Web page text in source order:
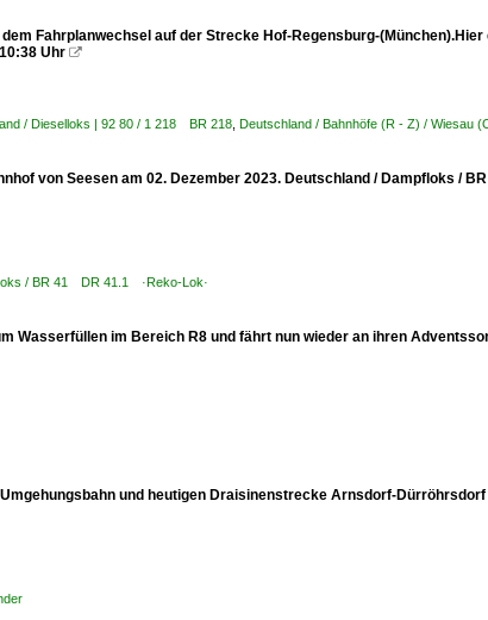
Fahrplanwechsel auf der Strecke Hof-Regensburg-(München).Hier
Uhr 
/ Dieselloks | 92 80 / 1 218 BR 218 Deutschland / Bahnhöfe (R - Z) / Wiesau
von Seesen am 02. Dezember 2023. Deutschland / Dampfloks /
/ BR 41 DR 41.1 ·Reko-Lok·
Wasserfüllen im Bereich R8 und fährt nun wieder an ihren
und heutigen Draisinenstrecke Arnsdorf-